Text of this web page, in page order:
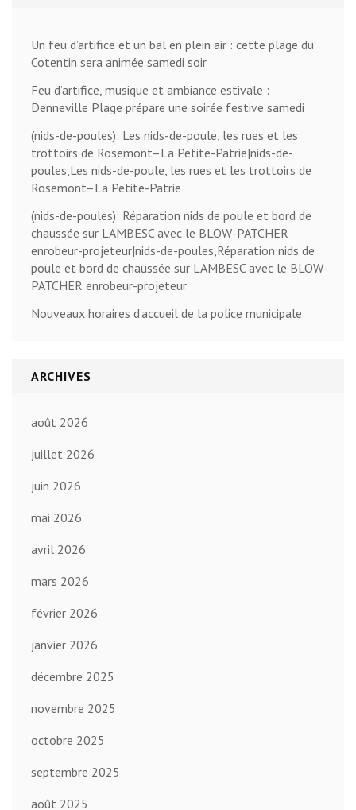
Un feu d’artifice et un bal en plein air : cette plage du
Cotentin sera animée samedi soir
Feu d’artifice, musique et ambiance estivale :
Denneville Plage prépare une soirée festive samedi
(nids-de-poules): Les nids-de-poule, les rues et les
trottoirs de Rosemont–La Petite-Patrie|nids-de-
poules,Les nids-de-poule, les rues et les trottoirs de
Rosemont–La Petite-Patrie
(nids-de-poules): Réparation nids de poule et bord de
chaussée sur LAMBESC avec le BLOW-PATCHER
enrobeur-projeteur|nids-de-poules,Réparation nids de
poule et bord de chaussée sur LAMBESC avec le BLOW-
PATCHER enrobeur-projeteur
Nouveaux horaires d’accueil de la police municipale
ARCHIVES
août 2026
juillet 2026
juin 2026
mai 2026
avril 2026
mars 2026
février 2026
janvier 2026
décembre 2025
novembre 2025
octobre 2025
septembre 2025
août 2025